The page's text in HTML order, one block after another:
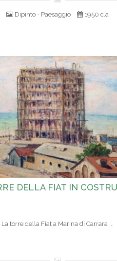
Dipinto - Paesaggio 1950 c.a
DELLA FIAT IN
La torre della Fiat a Marina di Carrara ...